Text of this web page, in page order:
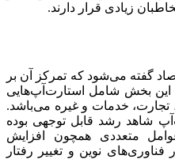
زیادی قرار دارند.
گفته می‌شود که تمرکز آن بر
بخش شامل استارت‌آپ‌هایی
تجارت، خدمات و غیره می‌باشد.
شاهد رشد قابل توجهی بوده
متعددی همچون افزایش
نوین و تغییر رفتار